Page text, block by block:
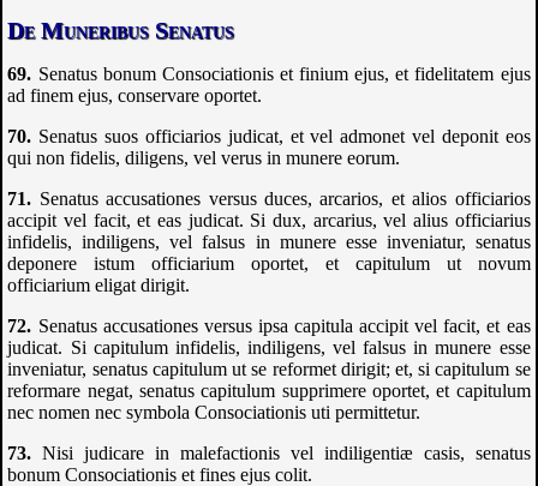
De Muneribus Senatus
Senatus bonum Consociationis et finium ejus, et fidelitatem ejus
ad finem ejus, conservare oportet.
Senatus suos officiarios judicat, et vel admonet vel deponit eos
qui non fidelis, diligens, vel verus in munere eorum.
Senatus accusationes versus duces, arcarios, et alios officiarios
accipit vel facit, et eas judicat. Si dux, arcarius, vel alius officiarius
infidelis, indiligens, vel falsus in munere esse inveniatur, senatus
deponere istum officiarium oportet, et capitulum ut novum
officiarium eligat dirigit.
Senatus accusationes versus ipsa capitula accipit vel facit, et eas
judicat. Si capitulum infidelis, indiligens, vel falsus in munere esse
inveniatur, senatus capitulum ut se reformet dirigit; et, si capitulum se
reformare negat, senatus capitulum supprimere oportet, et capitulum
nec nomen nec symbola Consociationis uti permittetur.
Nisi judicare in malefactionis vel indiligentiæ casis, senatus
bonum Consociationis et fines ejus colit.